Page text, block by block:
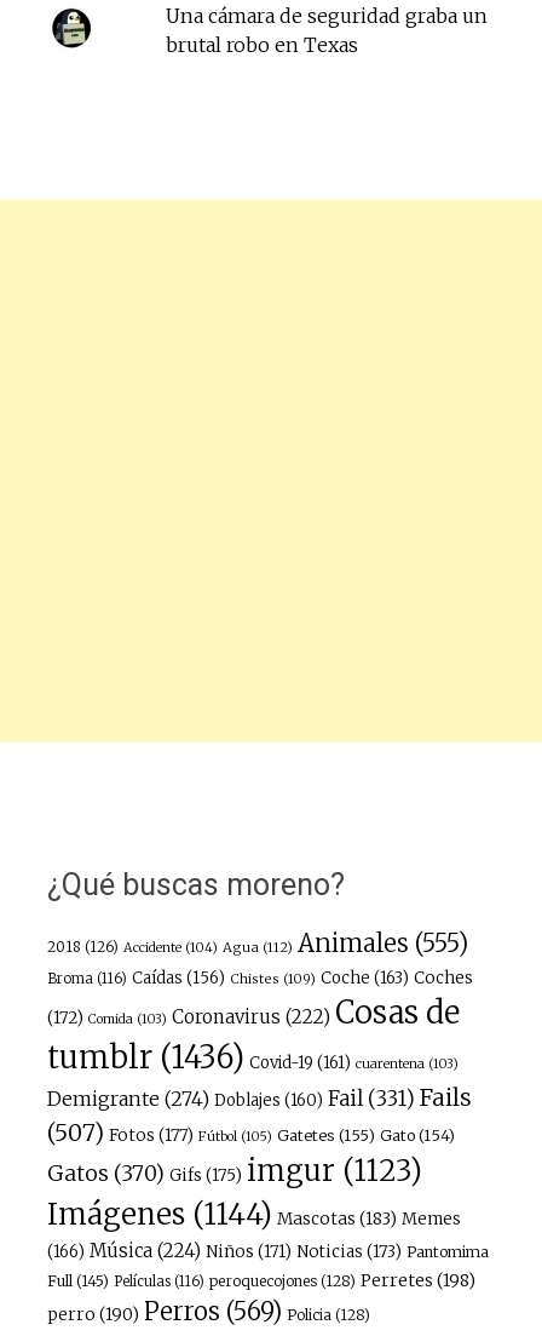
Una cámara de seguridad graba un
brutal robo en Texas
¿Qué buscas moreno?
2018 (126) Accidente(104) Agua (112) Animales (555)
Broma (116) Caídas (156) Chistes (109) Coche (163) Coches
(172) Comida(103) Coronavirus (222) Cosas de
tumblr(1436) Covid-19 (161) cuarentena(103)
Demigrante(274) Doblajes (160) Fail(331) Fails
(507) Fotos (177) Fútbol (105) Gatetes (155) Gato(154)
Gatos (370) Gifs (175) imgur (1123)
Imágenes(1144) Mascotas (183) Memes
(166) Música (224) Niños (171) Noticias (173) Pantomima
Full (145) Películas(116) peroquecojones(128) Perretes (198)
perro (190) Perros (569) Policia (128)